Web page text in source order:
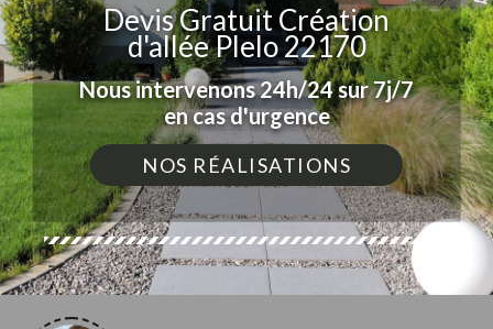
Devis Gratuit Création
d'allée Plelo 22170
Nous intervenons 24h/24 sur 7j/7
en cas d'urgence
NOS RÉALISATIONS